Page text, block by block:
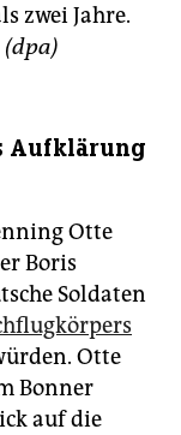
zwei Jahre.
(dpa)
Aufklärung
Otte
Boris
Soldaten
Otte
Bonner
auf die